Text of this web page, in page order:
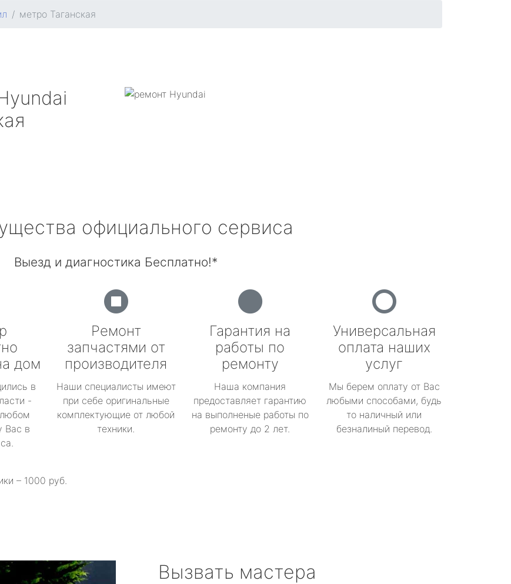
метро Таганская
официального сервиса
Выезд и диагностика Бесплатно!*
дом
в
-
Вас в
Ремонт
запчастями от
производителя
Наши специалисты имеют
при себе оригинальные
комплектующие от любой
техники.
Гарантия на
работы по
ремонту
Наша компания
предоставляет гарантию
на выполненые работы по
ремонту до 2 лет.
Универсальная
оплата наших
услуг
Мы берем оплату от Вас
любыми способами, будь
то наличный или
безналиный перевод.
– 1000 руб.
Вызвать мастера